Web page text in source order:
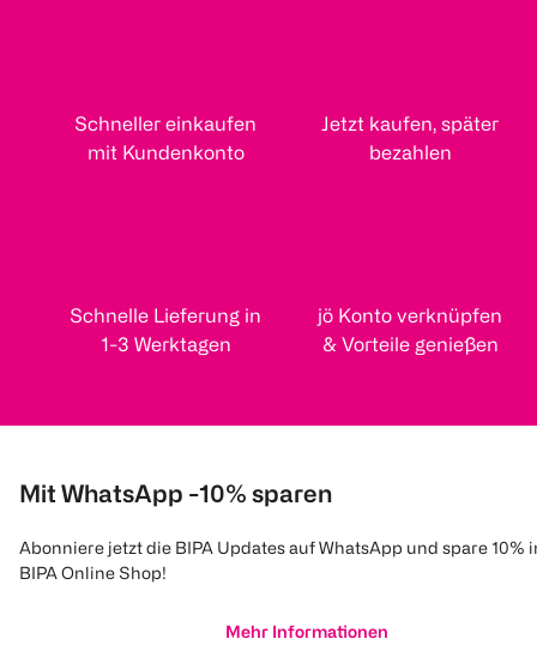
Schneller einkaufen
mit Kundenkonto
Jetzt kaufen, später
bezahlen
Schnelle Lieferung in
1-3 Werktagen
jö Konto verknüpfen
& Vorteile genießen
Mit WhatsApp -10% sparen
Abonniere jetzt die BIPA Updates auf WhatsApp und spare 10%
BIPA Online Shop!
Mehr Informationen